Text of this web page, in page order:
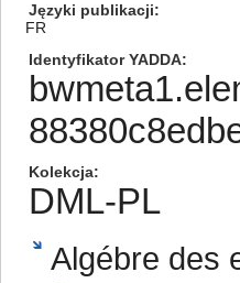
Języki publikacji
FR
Identyfikator YADDA
Kolekcja
DML-PL
Algébre des